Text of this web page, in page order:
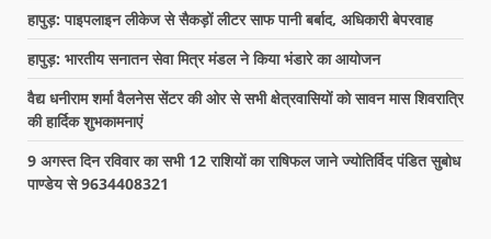
हापुड़: पाइपलाइन लीकेज से सैकड़ों लीटर साफ पानी बर्बाद, अधिकारी बेपरवाह
हापुड़: भारतीय सनातन सेवा मित्र मंडल ने किया भंडारे का आयोजन
वैद्य धनीराम शर्मा वैलनेस सेंटर की ओर से सभी क्षेत्रवासियों को सावन मास शिवरात्रि
की हार्दिक शुभकामनाएं
9 अगस्त दिन रविवार का सभी 12 राशियों का राषिफल जाने ज्योतिर्विद पंडित सुबोध
पाण्डेय से 9634408321